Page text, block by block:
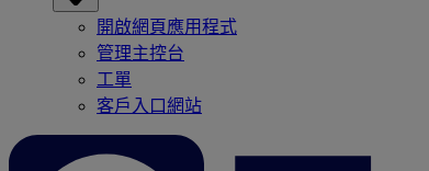
開啟網頁應用程式
管理主控台
工單
客戶入口網站